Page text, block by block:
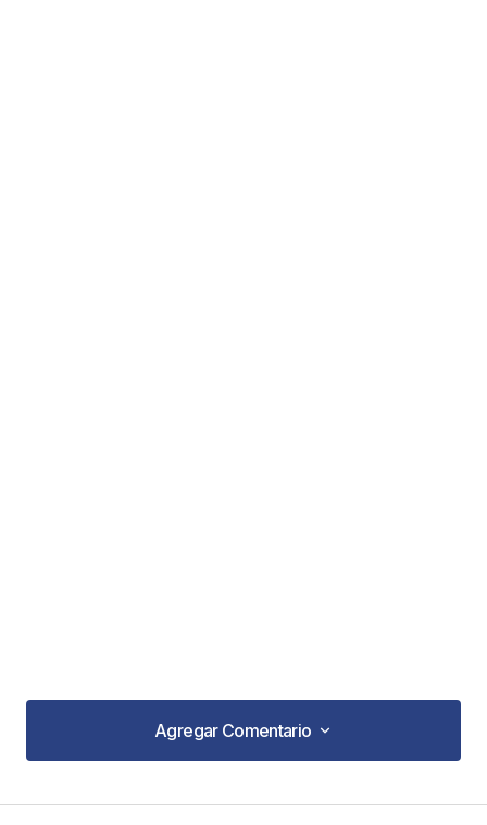
Agregar Comentario
Agregar Comentario